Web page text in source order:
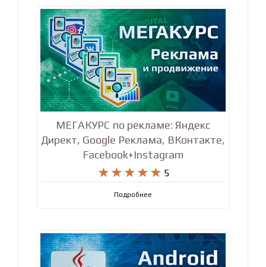
МЕГАКУРС по рекламе: Яндекс
Директ, Google Реклама, ВКонтакте,
Facebook+Instagram
    
     5
Подробнее